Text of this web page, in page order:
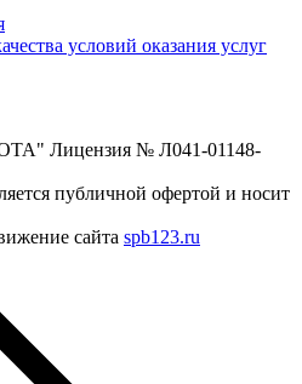
условий оказания услуг
Лицензия № Л041-01148-
публичной офертой и носит
сайта spb123.ru